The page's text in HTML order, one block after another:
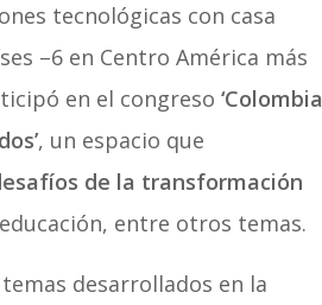
tecnológicas con casa
–6 en Centro América más
en el congreso ‘Colombia
, un espacio que
de la transformación
entre otros temas.
desarrollados en la